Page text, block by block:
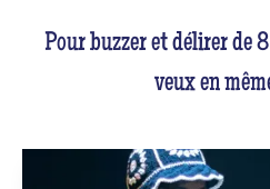
Pour buzzer et délirer de
veux en